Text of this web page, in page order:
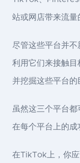
站或网店带来流量
尽管这些平台并
利用它们来接触
并挖掘这些平台的
虽然这三个平台
在每个平台上的成
在TikTok上，你应